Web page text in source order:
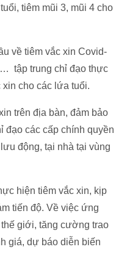
tiêm mũi 3, mũi 4 cho
về tiêm vắc xin Covid-
tập trung chỉ đạo thực
xin cho các lứa tuổi.
trên địa bàn, đảm bảo
đạo các cấp chính quyền
động, tại nhà tại vùng
hiện tiêm vắc xin, kịp
tiến độ. Về việc ứng
giới, tăng cường trao
giá, dự báo diễn biến